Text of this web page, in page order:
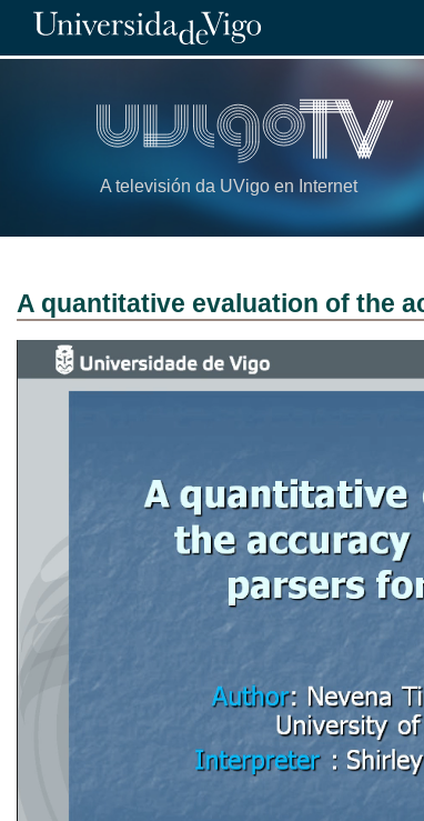
A televisión da UVigo en Internet
A quantitative evaluation of the